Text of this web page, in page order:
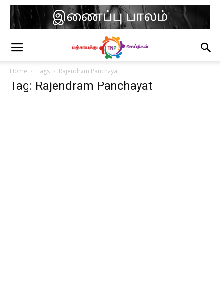
Home Tags Rajendram Panchayat
Tag: Rajendram Panchayat